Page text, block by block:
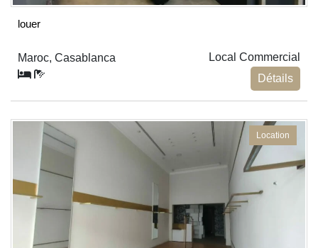
louer
Maroc, Casablanca
Local Commercial
Détails
Location